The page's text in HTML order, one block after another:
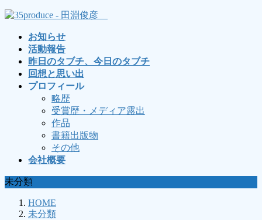
コ
ナ
お知らせ
活動報告
昨日のタブチ、今日のタブチ
回想と思い出
プロフィール
略歴
受賞歴・メディア露出
作品
書籍出版物
その他
会社概要
未分類
HOME
未分類